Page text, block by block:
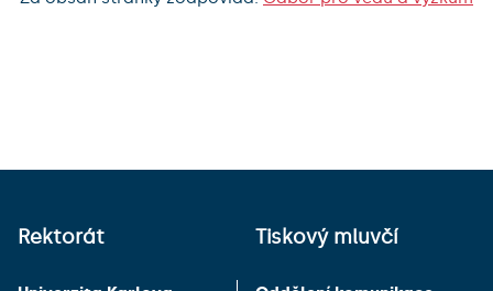
Rektorát Tiskový mluvčí